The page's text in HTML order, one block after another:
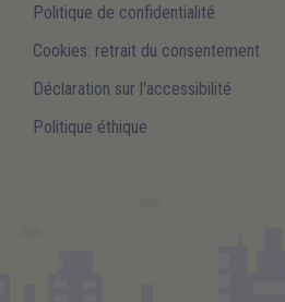
Politique de confidentialité
Cookies: retrait du consentement
Déclaration sur l'accessibilité
Politique éthique